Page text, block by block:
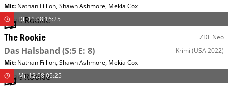
Mit: Nathan Fillion,Shawn Ashmore, Mekia Cox
Di, 11.08 16:25
The Rookie ZDF Neo
Das Halsband (S:5 E: 8) Krimi (USA 2022)
Mit: Nathan Fillion,Shawn Ashmore, Mekia Cox
Mi, 12.08 05:25